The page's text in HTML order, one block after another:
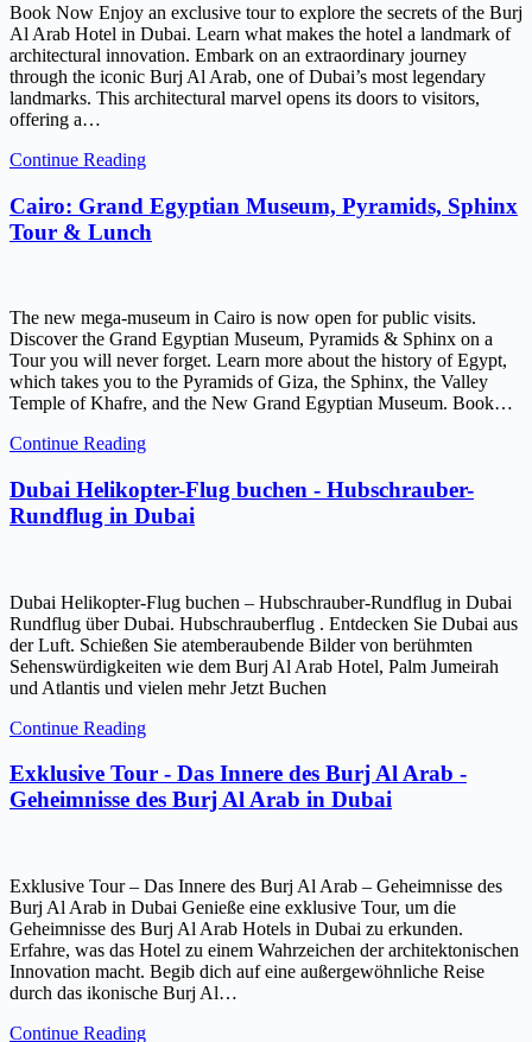
Book Now Enjoy an exclusive tour to explore the secrets of the Burj
Al Arab Hotel in Dubai. Learn what makes the hotel a landmark of
architectural innovation. Embark on an extraordinary journey
through the iconic Burj Al Arab, one of Dubai’s most legendary
landmarks. This architectural marvel opens its doors to visitors,
offering a…
Continue Reading
Cairo: Grand Egyptian Museum, Pyramids, Sphinx
Tour & Lunch
The new mega-museum in Cairo is now open for public visits.
Discover the Grand Egyptian Museum, Pyramids & Sphinx on a
Tour you will never forget. Learn more about the history of Egypt,
which takes you to the Pyramids of Giza, the Sphinx, the Valley
Temple of Khafre, and the New Grand Egyptian Museum. Book…
Continue Reading
Dubai Helikopter-Flug buchen - Hubschrauber-
Rundflug in Dubai
Dubai Helikopter-Flug buchen – Hubschrauber-Rundflug in Dubai
Rundflug über Dubai. Hubschrauberflug . Entdecken Sie Dubai aus
der Luft. Schießen Sie atemberaubende Bilder von berühmten
Sehenswürdigkeiten wie dem Burj Al Arab Hotel, Palm Jumeirah
und Atlantis und vielen mehr Jetzt Buchen
Continue Reading
Exklusive Tour - Das Innere des Burj Al Arab -
Geheimnisse des Burj Al Arab in Dubai
Exklusive Tour – Das Innere des Burj Al Arab – Geheimnisse des
Burj Al Arab in Dubai Genieße eine exklusive Tour, um die
Geheimnisse des Burj Al Arab Hotels in Dubai zu erkunden.
Erfahre, was das Hotel zu einem Wahrzeichen der architektonischen
Innovation macht. Begib dich auf eine außergewöhnliche Reise
durch das ikonische Burj Al…
Continue Reading